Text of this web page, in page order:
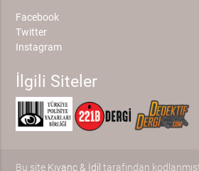
Facebook
Twitter
Instagram
İlgili Siteler
Bu site Kıvanç & İdil tarafından